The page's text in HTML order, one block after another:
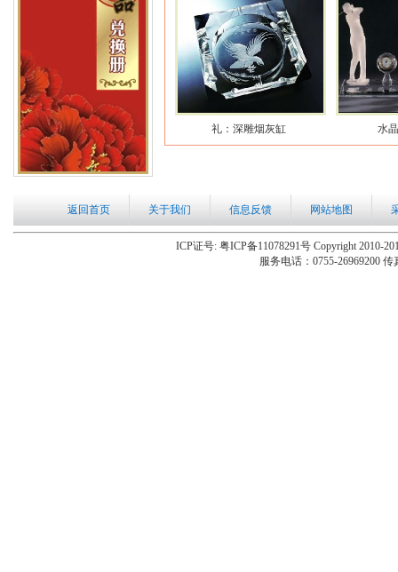
礼：深雕烟灰缸 水
返回首页 关于我们 信息反馈 网站地图
ICP证号: 粤ICP备11078291号 Copyright 2010-
服务电话：0755-26969200 传